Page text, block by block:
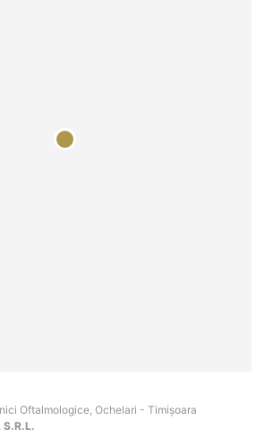
Oftalmologice, Ochelari - Timişoara
S.R.L.